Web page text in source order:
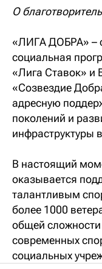
О
«ЛИГА ДОБРА» –
социальная
«Лига Ставок» и
«Созвездие
адресную
поколений и
инфраструктуры
В настоящий
оказывается
талантливым
более 1000
общей сложности
современных
социальных